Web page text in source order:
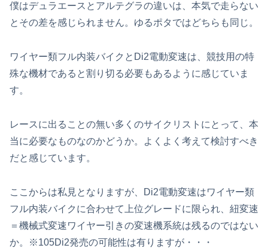
僕はデュラエースとアルテグラの違いは、本気で走らない
とその差を感じられません。ゆるポタではどちらも同じ。
ワイヤー類フル内装バイクとDi2電動変速は、競技用の特
殊な機材であると割り切る必要もあるように感じていま
す。
レースに出ることの無い多くのサイクリストにとって、本
当に必要なものなのかどうか。よくよく考えて検討すべき
だと感じています。
ここからは私見となりますが、Di2電動変速はワイヤー類
フル内装バイクに合わせて上位グレードに限られ、紐変速
＝機械式変速ワイヤー引きの変速機系統は残るのではない
か。※105Di2発売の可能性は有りますが・・・